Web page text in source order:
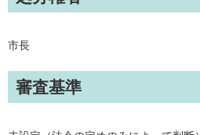
市長
審査基準